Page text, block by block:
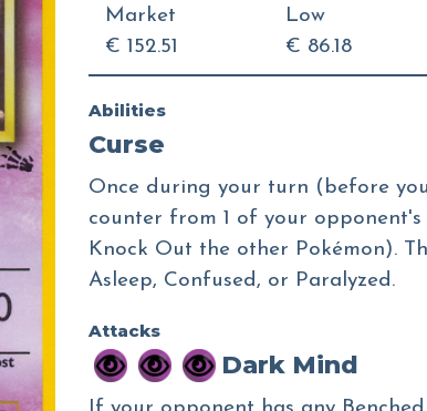
Market
€ 152.51
Low
€ 86.18
Abilities
Curse
Once during your turn (before
counter from 1 of your
Knock Out the other Pokémon).
Asleep, Confused, or Paralyzed.
Attacks
Dark Mind